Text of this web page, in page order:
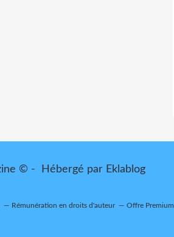
© - Hébergé par Eklablog
Rémunération en droits d'auteur Offre Premium